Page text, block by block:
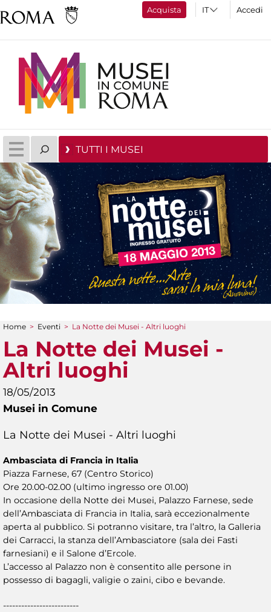
Acquista Accedi
TUTTI I MUSEI
Tu sei qui
Home > Eventi > La Notte dei Musei - Altri luoghi
La Notte dei Musei -
Altri luoghi
18/05/2013
Musei in Comune
La Notte dei Musei - Altri luoghi
Ambasciata di Francia in Italia
Piazza Farnese, 67 (Centro Storico)
Ore 20.00-02.00 (ultimo ingresso ore 01.00)
In occasione della Notte dei Musei, Palazzo Farnese, sede
dell’Ambasciata di Francia in Italia, sarà eccezionalmente
aperta al pubblico. Si potranno visitare, tra l’altro, la Galleria
dei Carracci, la stanza dell’Ambasciatore (sala dei Fasti
farnesiani) e il Salone d’Ercole.
L’accesso al Palazzo non è consentito alle persone in
possesso di bagagli, valigie o zaini, cibo e bevande.
-------------------------